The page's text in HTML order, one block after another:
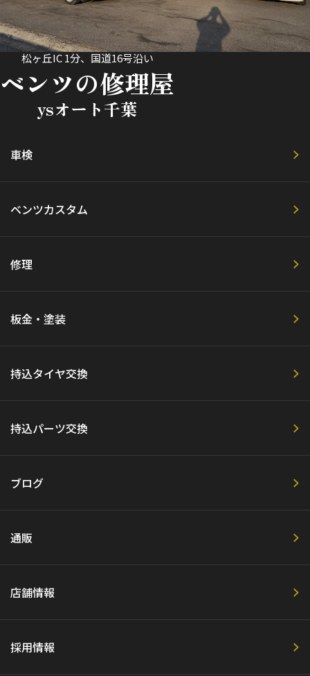
松ヶ丘IC 1分、国道16号沿い
ベンツの修理屋
ysオート千葉
車検
ベンツカスタム
修理
板金・塗装
持込タイヤ交換
持込パーツ交換
ブログ
通販
店舗情報
採用情報